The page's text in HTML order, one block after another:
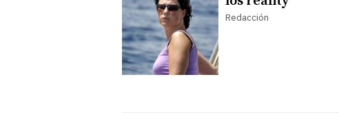
Redacción